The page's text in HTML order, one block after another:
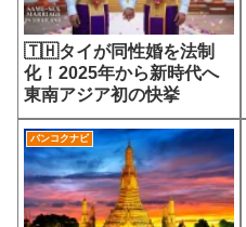
🇹🇭タイが同性婚を法制
化！2025年から新時代へ
東南アジア初の快挙
バンコクナビ